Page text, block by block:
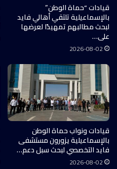
قيادات “حماة الوطن”
بالإسماعيلية تلتقي أهالي فايد
لبحث مطالبهم تمهيدًا لعرضها
على…
2026-08-02
قيادات ونواب حماة الوطن
بالإسماعيلية يزورون مستشفى
فايد التخصصي لبحث سبل دعم…
2026-08-02